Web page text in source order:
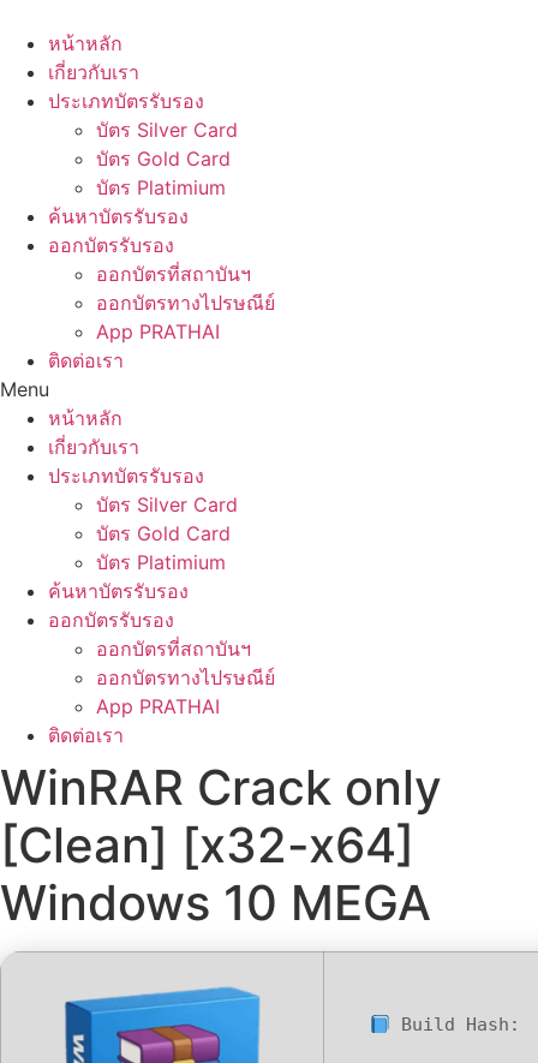
content
หน้าหลัก
เกี่ยวกับเรา
ประเภทบัตรรับรอง
บัตร Silver Card
บัตร Gold Card
บัตร Platimium
ค้นหาบัตรรับรอง
ออกบัตรรับรอง
ออกบัตรที่สถาบันฯ
ออกบัตรทางไปรษณีย์
App PRATHAI
ติดต่อเรา
Menu
หน้าหลัก
เกี่ยวกับเรา
ประเภทบัตรรับรอง
บัตร Silver Card
บัตร Gold Card
บัตร Platimium
ค้นหาบัตรรับรอง
ออกบัตรรับรอง
ออกบัตรที่สถาบันฯ
ออกบัตรทางไปรษณีย์
App PRATHAI
ติดต่อเรา
WinRAR Crack only
[Clean] [x32-x64]
Windows 10 MEGA
Build Hash: